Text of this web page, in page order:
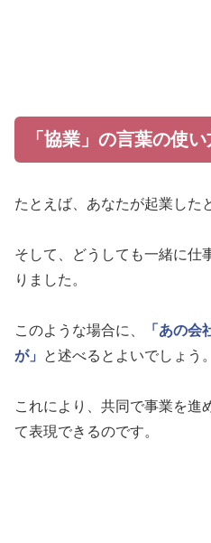
「協業」の言葉の使
たとえば、あなたが起業した
そして、どうしても一緒に仕
りました。
このような場合に、
「あの
が」
と述べるとよいでしょう。
これにより、共同で事業を進
て表現できるのです。